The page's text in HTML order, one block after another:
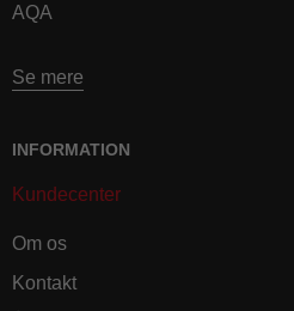
AQA
Se mere
INFORMATION
Kundecenter
Om os
Kontakt